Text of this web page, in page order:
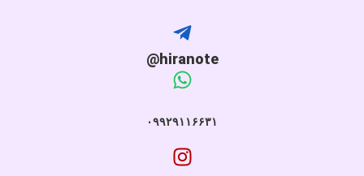
hiranote@
۰۹۹۲۹۱۱۶۶۳۱